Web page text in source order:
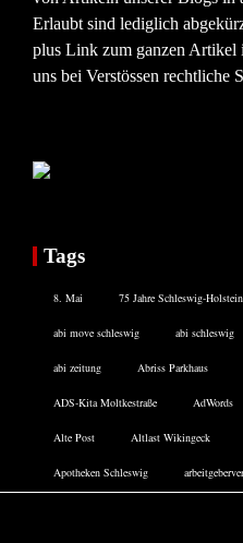
Erlaubt sind lediglich
plus Link zum ganzen Artikel
uns bei Verstössen rechtliche
Tags
8. Mai 75 Jahre Schleswig-Holstein
abi move schleswig abi schleswig
abi zeitung Abriss Parkhaus
ADS-Kita Moltkestraße AdWords
Alte Post Altlast Wikingeck
Apotheken Schleswig